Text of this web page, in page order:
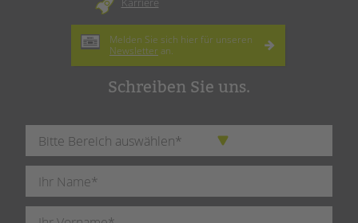
Melden Sie sich hier für unseren
Newsletter an.
Schreiben Sie uns.